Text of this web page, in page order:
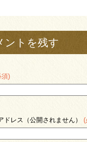
ントを残す
須)
ドレス（公開されません） (